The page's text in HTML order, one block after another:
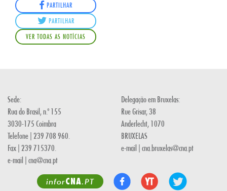
PARTILHAR
PARTILHAR
VER TODAS AS NOTÍCIAS
Sede:
Rua do Brasil, n.º 155
3030-175 Coimbra
Telefone | 239 708 960.
Fax | 239 715370.
e-mail | cna@cna.pt
Delegação em Bruxelas:
Rue Grisar, 38
Anderlecht, 1070
BRUXELAS
e-mail | cna.bruxelas@cna.pt
inforCNA.PT